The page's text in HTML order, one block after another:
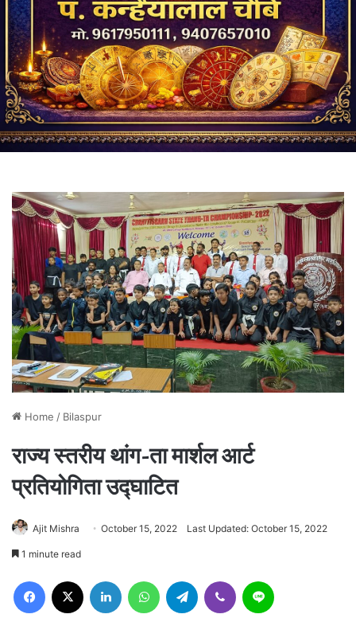
Home / Bilaspur
राज्य स्तरीय थांग-ता मार्शल आर्ट
प्रतियोगिता उद्घाटित
Ajit Mishra October 15, 2022 Last Updated: October 15, 2022
1 minute read
Facebook LinkedIn WhatsAppTelegram Viber